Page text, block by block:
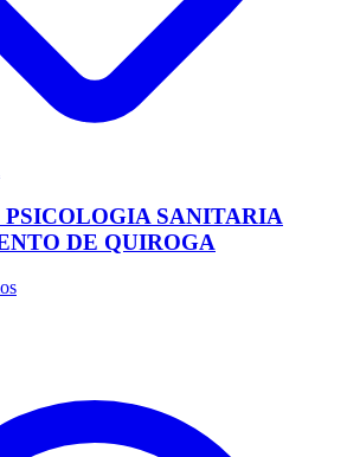
PSICOLOGIA SANITARIA
DE QUIROGA